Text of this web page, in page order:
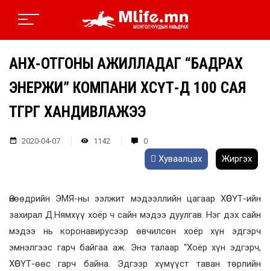
АНХ-ОТГОНЫ АЖИЛЛАДАГ “БАДРАХ
ЭНЕРЖИ” КОМПАНИ ХӨСҮТ-Д 100 САЯ
ТӨГРӨГ ХАНДИВЛАЖЭЭ
2020-04-07 1142 0
Хуваалцах Жиргэх
Өнөөдрийн ЭМЯ-ны ээлжит мэдээллийн цагаар ХӨСҮТ-ийн
захирал Д.Нямхүү хоёр ч сайн мэдээ дуулгав. Нэг дэх сайн
мэдээ нь коронавирусээр өвчилсөн хоёр хүн эдгэрч
эмнэлгээс гарч байгаа аж. Энэ талаар “Хоёр хүн эдгэрч,
ХӨСҮТ-өөс гарч байна. Эдгээр хүмүүст таван төрлийн